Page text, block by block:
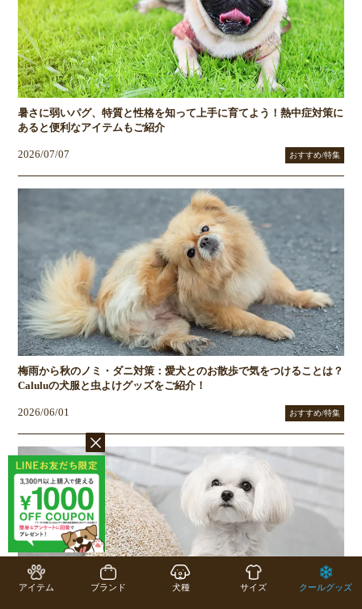
アイテム ブランド 犬種 サイズ クールグッズ
暑さに弱いパグ、特質と性格を知って上手に育てよう！熱中症対策に
あると便利なアイテムもご紹介
2026/07/07 おすすめ/特集
梅雨から秋のノミ・ダニ対策：愛犬とのお散歩で気をつけることは？
Caluluの犬服と虫よけグッズをご紹介！
2026/06/01 おすすめ/特集